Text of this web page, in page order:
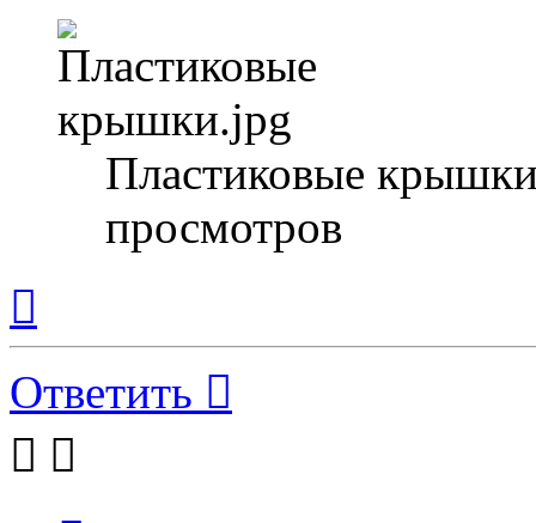
Пластиковые
просмотров
началу
Ответить